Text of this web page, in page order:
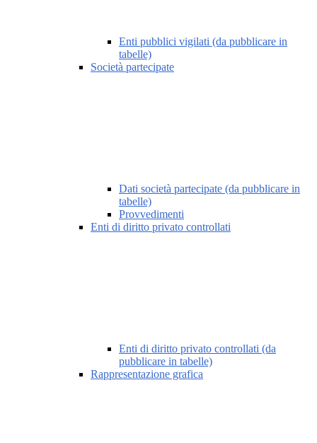
Enti pubblici vigilati (da pubblicare in
tabelle)
Società partecipate
Dati società partecipate (da pubblicare in
tabelle)
Provvedimenti
Enti di diritto privato controllati
Enti di diritto privato controllati (da
pubblicare in tabelle)
Rappresentazione grafica